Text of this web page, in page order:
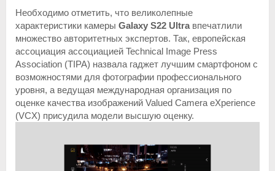
Необходимо отметить, что великолепные
характеристики камеры Galaxy S22 Ultraвпечатлили
множество авторитетных экспертов. Так, европейская
ассоциация ассоциацией Technical Image Press
Association (TIPA) назвала гаджет лучшим смартфоном с
возможностями для фотографии профессионального
уровня, а ведущая международная организация по
оценке качества изображений Valued Camera eXperience
(VCX) присудила модели высшую оценку.